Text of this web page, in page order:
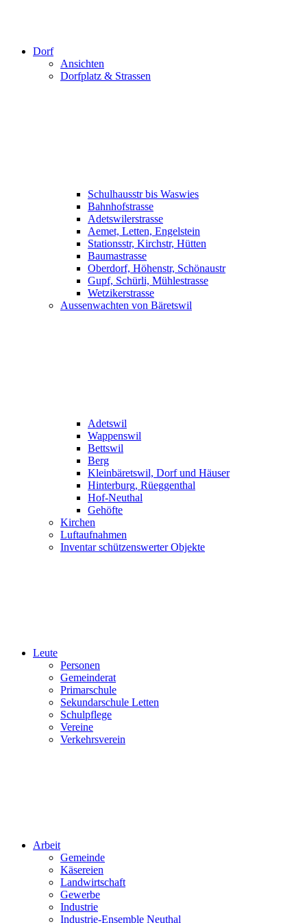
Dorf
Ansichten
Dorfplatz & Strassen
Schulhausstr bis Waswies
Bahnhofstrasse
Adetswilerstrasse
Aemet, Letten, Engelstein
Stationsstr, Kirchstr, Hütten
Baumastrasse
Oberdorf, Höhenstr, Schönaustr
Gupf, Schürli, Mühlestrasse
Wetzikerstrasse
Aussenwachten von Bäretswil
Adetswil
Wappenswil
Bettswil
Berg
Kleinbäretswil, Dorf und Häuser
Hinterburg, Rüeggenthal
Hof-Neuthal
Gehöfte
Kirchen
Luftaufnahmen
Inventar schützenswerter Objekte
Leute
Personen
Gemeinderat
Primarschule
Sekundarschule Letten
Schulpflege
Vereine
Verkehrsverein
Arbeit
Gemeinde
Käsereien
Landwirtschaft
Gewerbe
Industrie
Industrie-Ensemble Neuthal